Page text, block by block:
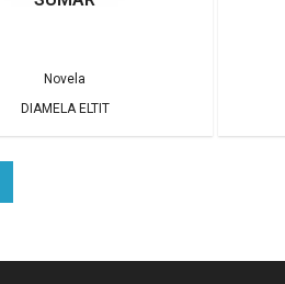
Novela
DIAMELA ELTIT